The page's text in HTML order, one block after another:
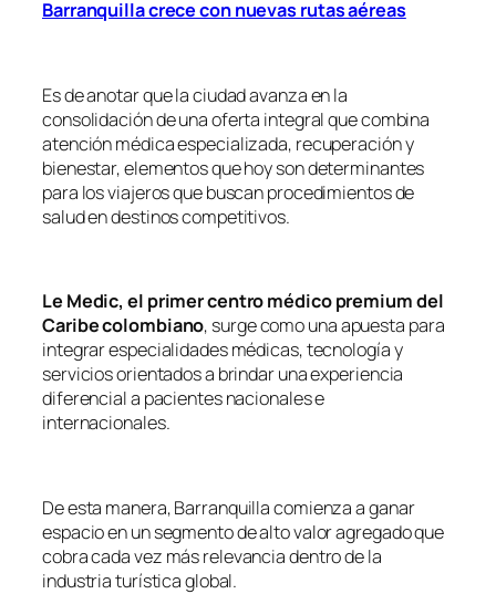
Barranquilla crece con nuevas rutas aéreas
Es de anotar que la ciudad avanza en la
consolidación de una oferta integral que combina
atención médica especializada, recuperación y
bienestar, elementos que hoy son determinantes
para los viajeros que buscan procedimientos de
salud en destinos competitivos.
Le Medic, el primer centro médico premium del
Caribe colombiano, surge como una apuesta para
integrar especialidades médicas, tecnología y
servicios orientados a brindar una experiencia
diferencial a pacientes nacionales e
internacionales.
De esta manera, Barranquilla comienza a ganar
espacio en un segmento de alto valor agregado que
cobra cada vez más relevancia dentro de la
industria turística global.